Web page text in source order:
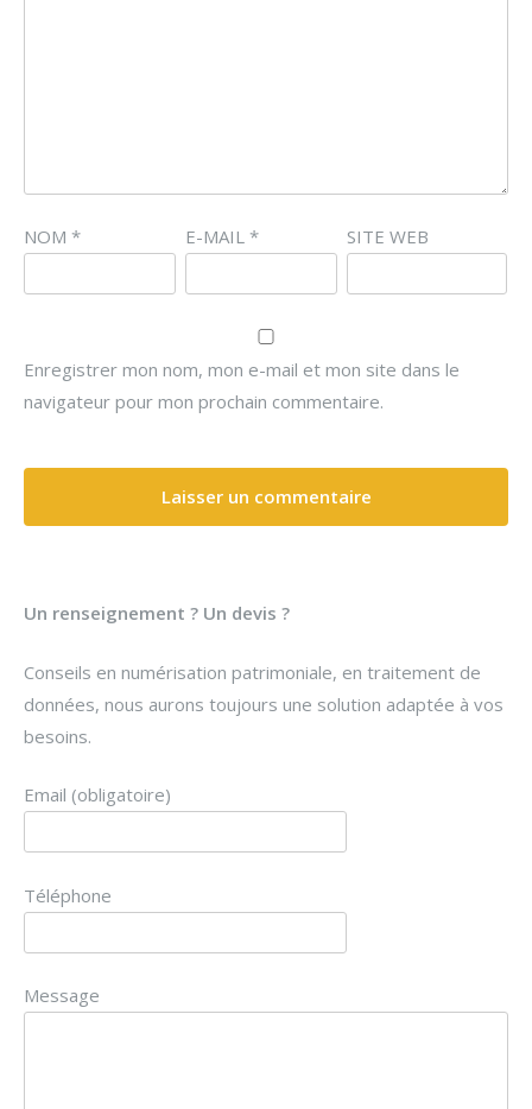
NOM * E-MAIL * SITE WEB
Enregistrer mon nom, mon e-mail et mon site dans le
navigateur pour mon prochain commentaire.
Un renseignement ? Un devis ?
Conseils en numérisation patrimoniale, en traitement de
données, nous aurons toujours une solution adaptée à vos
besoins.
Email (obligatoire)
Téléphone
Message